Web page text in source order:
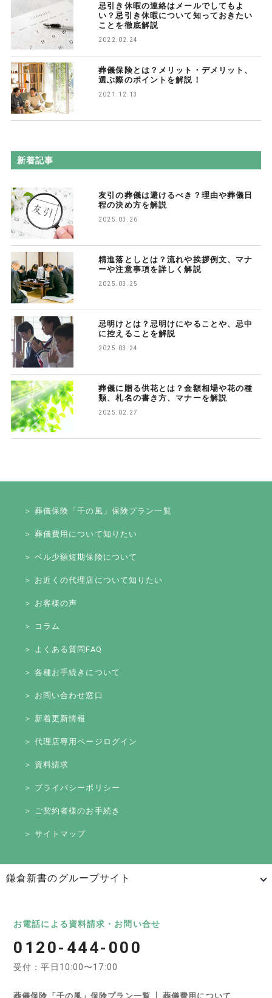
忌引き休暇の連絡はメールでしてもよ
い？忌引き休暇について知っておきたい
ことを徹底解説
2022.02.24
葬儀保険とは？メリット・デメリット、
選ぶ際のポイントを解説！
2021.12.13
新着記事
友引の葬儀は避けるべき？理由や葬儀日
程の決め方を解説
2025.03.26
精進落としとは？流れや挨拶例文、マナ
ーや注意事項を詳しく解説
2025.03.25
忌明けとは？忌明けにやることや、忌中
に控えることを解説
2025.03.24
葬儀に贈る供花とは？金額相場や花の種
類、札名の書き方、マナーを解説
2025.02.27
＞ 葬儀保険「千の風」保険プラン一覧
＞ 葬儀費用について知りたい
＞ ベル少額短期保険について
＞ お近くの代理店について知りたい
＞ お客様の声
＞ コラム
＞ よくある質問FAQ
＞ 各種お手続きについて
＞ お問い合わせ窓口
＞ 新着更新情報
＞ 代理店専用ページログイン
＞ 資料請求
＞ プライバシーポリシー
＞ ご契約者様のお手続き
＞ サイトマップ
鎌倉新書のグループサイト
いいお墓 Life.（ライフドット） いいお墓-永代供養墓版
いいお墓-ペット霊園版 樹木葬なび
寺院墓地.com 優良墓石・石材店ガイド
お墓の引越し＆墓じまいくん
お電話による資料請求・お問い合せ
0120-444-000
受付：平日10:00〜17:00
葬儀保険「千の風」保険プラン一覧 葬儀費用について